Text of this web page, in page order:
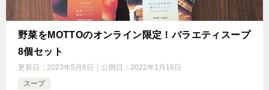
野菜をMOTTOのオンライン限定！バラエティスープ
8個セット
更新日： 2023年5月6日 公開日： 2022年1月16日
スープ